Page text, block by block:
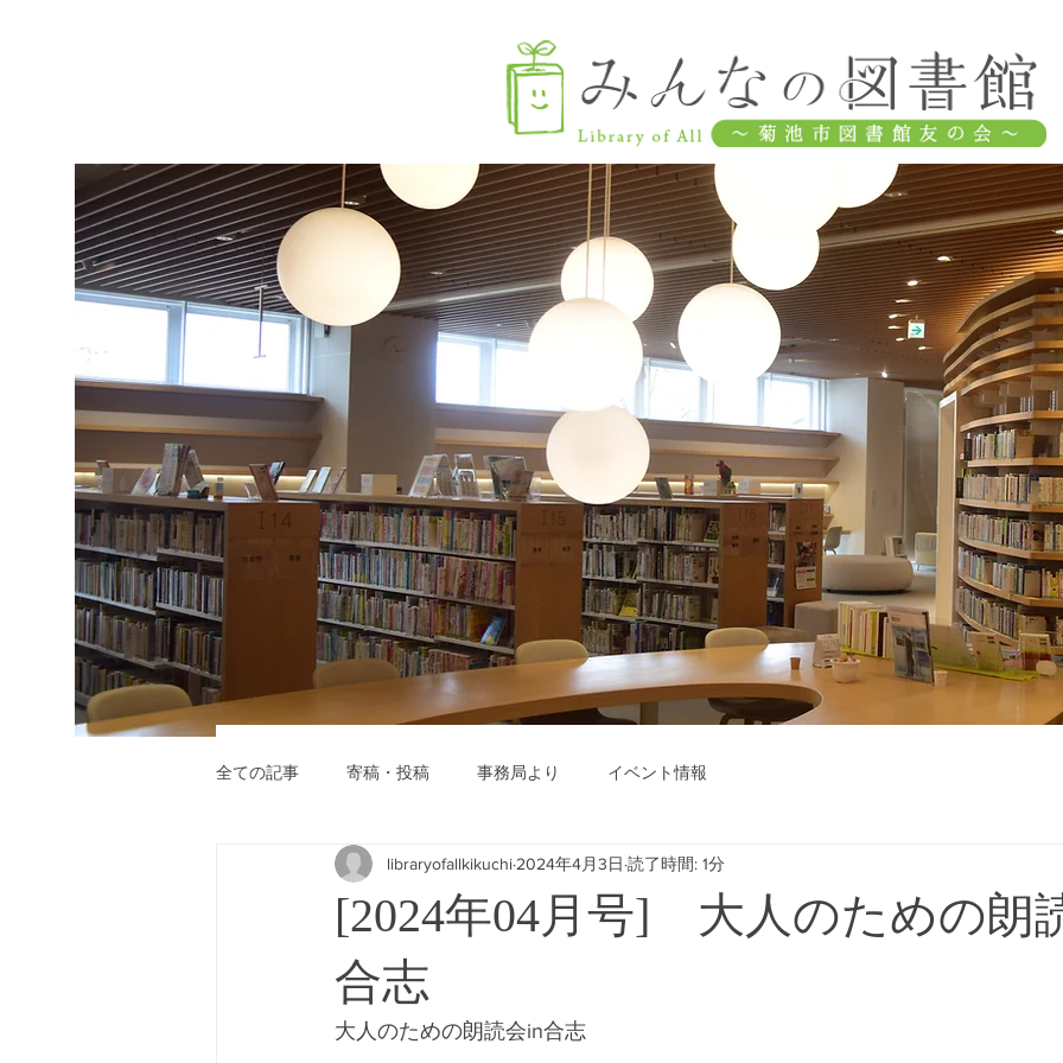
全ての記事 寄稿・投稿 事務局より イベント情報
[2024年04月号] 大人のための朗
合志
libraryofallkikuchi 2024年4月3日 読了時間: 1分
大人のための朗読会in合志